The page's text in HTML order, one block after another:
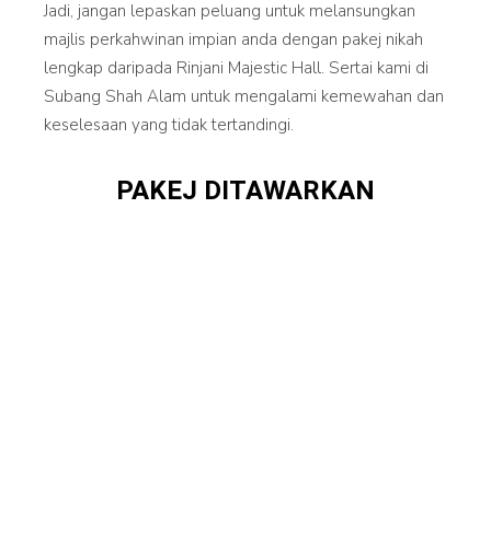
Jadi, jangan lepaskan peluang untuk melansungkan
majlis perkahwinan impian anda dengan pakej nikah
lengkap daripada Rinjani Majestic Hall. Sertai kami di
Subang Shah Alam untuk mengalami kemewahan dan
keselesaan yang tidak tertandingi.
PAKEJ DITAWARKAN